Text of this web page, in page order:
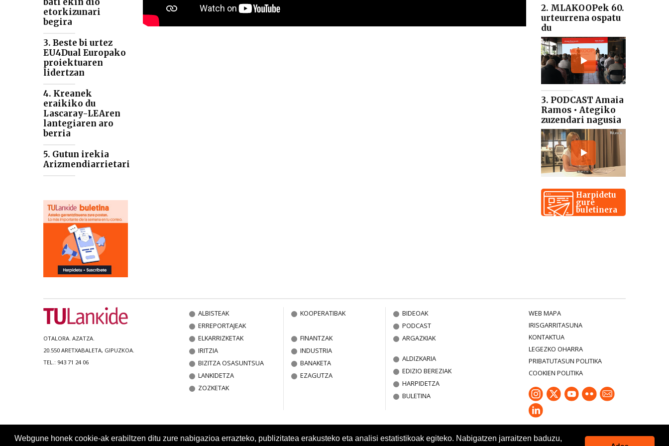
Webgune honek cookie-ak erabiltzen ditu zure nabigazioa errazteko, publizitatea erakusteko eta analisi estatistikoak egiteko. Nabigatzen jarraitzen baduzu,
bati ekin dio
etorkizunari
begira
3. Beste bi urtez
EU4Dual Europako
proiektuaren
lidertzan
4. Kreanek
eraikiko du
Lascaray-LEAren
lantegiaren aro
berria
5. Gutun irekia
Arizmendiarrietari
2. MLAKOOPek 60.
urteurrena ospatu
du
3. PODCAST Amaia
Ramos • Ategiko
zuzendari nagusia
Harpidetu
gure
buletinera
OTALORA. AZATZA.
20.550 ARETXABALETA, GIPUZKOA.
TEL.: 943 71 24 06
ALBISTEAK
ERREPORTAJEAK
ELKARRIZKETAK
IRITZIA
BIZITZA OSASUNTSUA
LANKIDETZA
ZOZKETAK
KOOPERATIBAK
FINANTZAK
INDUSTRIA
BANAKETA
EZAGUTZA
BIDEOAK
PODCAST
ARGAZKIAK
ALDIZKARIA
EDIZIO BEREZIAK
HARPIDETZA
BULETINA
WEB MAPA
IRISGARRITASUNA
KONTAKTUA
LEGEZKO OHARRA
PRIBATUTASUN POLITIKA
COOKIEN POLITIKA